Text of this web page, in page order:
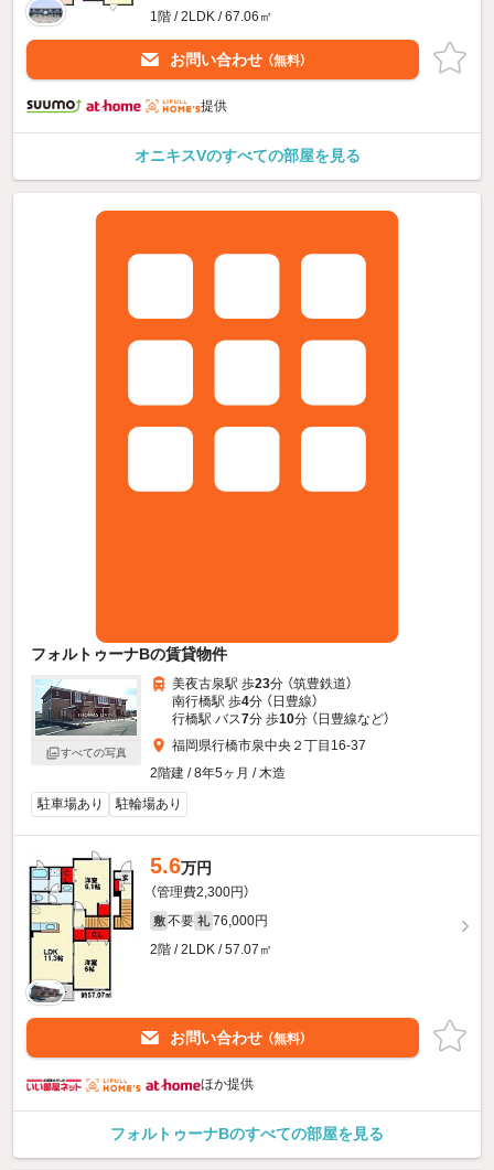
1階 / 2LDK / 67.06㎡
お問い合わせ （無料）
提供
オニキスVのすべての部屋を見る
フォルトゥーナBの賃貸物件
すべての写真
美夜古泉駅 歩23分 （筑豊鉄道）
南行橋駅 歩4分 （日豊線）
行橋駅 バス7分 歩10分 （日豊線など）
福岡県行橋市泉中央２丁目16-37
2階建 / 8年5ヶ月 / 木造
駐車場あり
駐輪場あり
5.6万円
（管理費2,300円）
敷 不要 礼 76,000円
2階 / 2LDK / 57.07㎡
お問い合わせ （無料）
ほか提供
フォルトゥーナBのすべての部屋を見る